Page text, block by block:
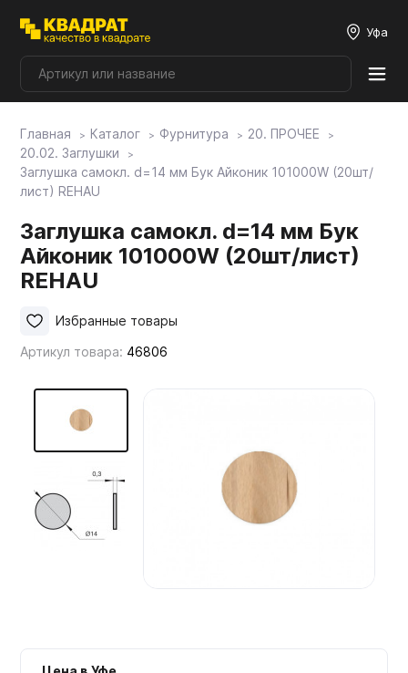
Уфа
Плитные материалы
Фурнитура
Столешницы
Мой ЭГГЕР
Мебельные образцы, каталоги
Главная Каталог Фурнитура
20. ПРОЧЕЕ
20.02. Заглушки
Заглушка самокл. d=14 мм Бук Айконик 101000W (20шт/
лист) REHAU
Заглушка самокл. d=14 мм Бук
Айконик 101000W (20шт/лист)
REHAU
Артикул товара: 46806
Избранные товары